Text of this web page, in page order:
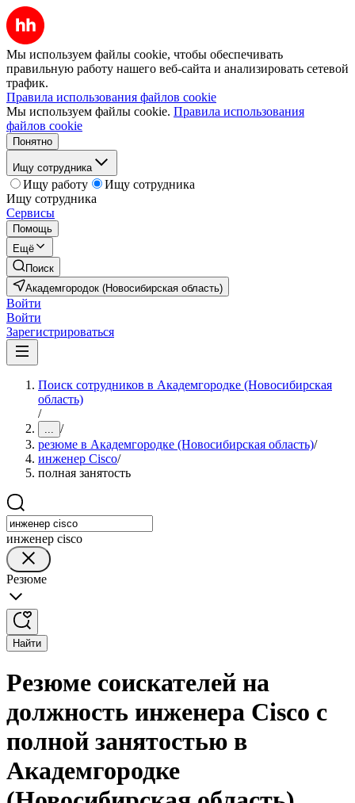
Мы используем файлы cookie, чтобы обеспечивать
правильную работу нашего веб-сайта и анализировать сетевой
трафик.
Правила использования файлов cookie
Мы используем файлы cookie. Правила использования
файлов cookie
Понятно
Ищу сотрудника
Ищу работу
Ищу сотрудника
Ищу сотрудника
Сервисы
Помощь
Ещё
Поиск
Академгородок (Новосибирская область)
Войти
Войти
Зарегистрироваться
Поиск сотрудников в Академгородке (Новосибирская
область)
/
... /
резюме в Академгородке (Новосибирская область)/
инженер Cisco/
полная занятость
инженер cisco
Резюме
Найти
Резюме соискателей на
должность инженера Cisco с
полной занятостью в
Академгородке